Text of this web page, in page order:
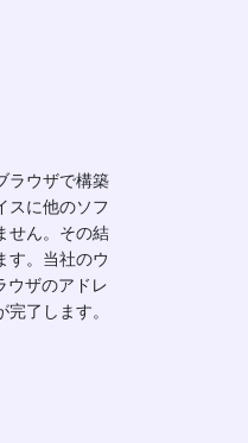
ラウザで構築
スに他のソフ
せん。その結
す。当社のウ
ウザのアドレ
了します。